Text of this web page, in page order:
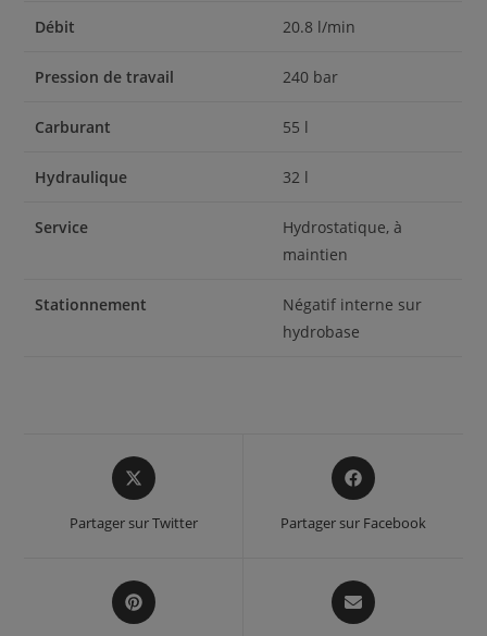
Débit 20.8 l/min
Pression de travail 240 bar
Carburant 55 l
Hydraulique 32 l
Service
Hydrostatique, à
maintien
Stationnement
Négatif interne sur
hydrobase
Opens
in
new
Partager sur Twitter
Opens
in
Partager sur Facebook
Opens
in
Opens
in